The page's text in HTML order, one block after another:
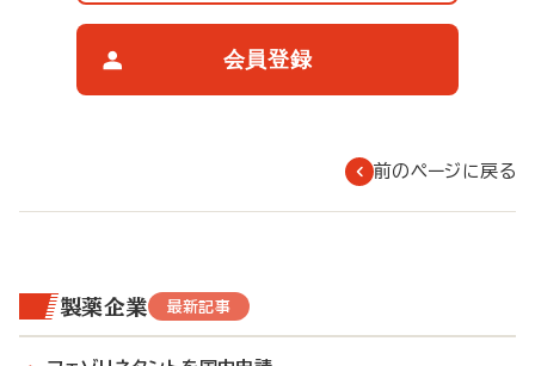
会員登録
前のページに戻る
製薬企業 最新記事